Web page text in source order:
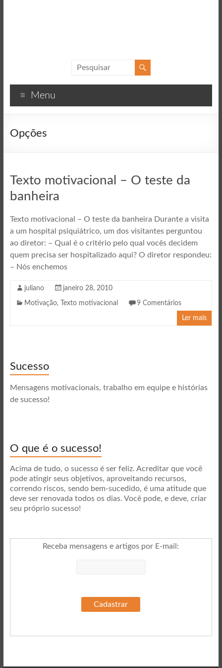
Textos
motivacionais
sucesso
Menu
Opções
Texto motivacional – O teste da
banheira
Texto motivacional – O teste da banheira Durante a visita
a um hospital psiquiátrico, um dos visitantes perguntou
ao diretor: – Qual é o critério pelo qual vocês decidem
quem precisa ser hospitalizado aqui? O diretor respondeu:
– Nós enchemos
juliano janeiro 28, 2010
Motivação, Texto motivacional 9 Comentários
Ler mais
Sucesso
Mensagens motivacionais, trabalho em equipe e histórias
de sucesso!
O que é o sucesso!
Acima de tudo, o sucesso é ser feliz. Acreditar que você
pode atingir seus objetivos, aproveitando recursos,
correndo riscos, sendo bem-sucedido, é uma atitude que
deve ser renovada todos os dias. Você pode, e deve, criar
seu próprio sucesso!
Receba mensagens e artigos por E-mail :